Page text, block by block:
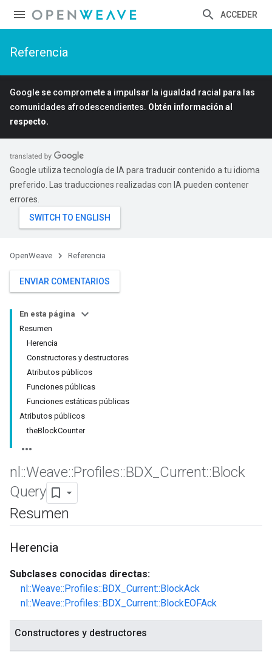
ACCEDER
Referencia
Google se compromete a impulsar la igualdad racial para las
comunidades afrodescendientes. Obtén información al
respecto.
Google utiliza tecnología de IA para traducir contenido a tu idioma
preferido. Las traducciones realizadas con IA pueden contener
errores.
OpenWeave Referencia
ENVIAR COMENTARIOS
En esta página
Resumen
Herencia
Constructores y destructores
Atributos públicos
Funciones públicas
Funciones estáticas públicas
Atributos públicos
theBlockCounter
nl ::Weave::Profiles::BDX Current::Block
Query
Resumen
Herencia
Subclases conocidas directas:
nl::Weave::Profiles::BDX_Current::BlockAck
nl::Weave::Profiles::BDX_Current::BlockEOFAck
Constructores y destructores